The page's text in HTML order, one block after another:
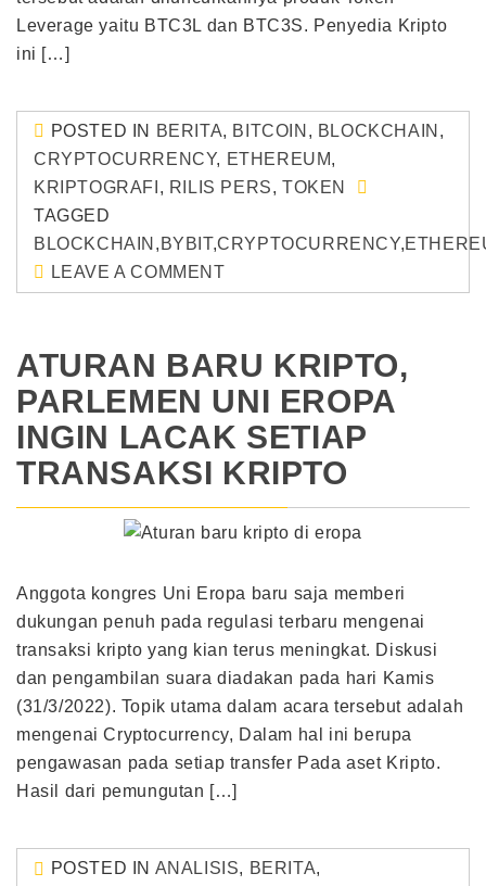
Leverage yaitu BTC3L dan BTC3S. Penyedia Kripto
ini […]
POSTED IN BERITA, BITCOIN , BLOCKCHAIN ,
CRYPTOCURRENCY, ETHEREUM,
KRIPTOGRAFI , RILIS PERS,TOKEN
TAGGED
BLOCKCHAIN , BYBIT,CRYPTOCURRENCY,
LEAVE A COMMENT
ATURAN BARU KRIPTO,
PARLEMEN UNI EROPA
INGIN LACAK SETIAP
TRANSAKSI KRIPTO
Anggota kongres Uni Eropa baru saja memberi
dukungan penuh pada regulasi terbaru mengenai
transaksi kripto yang kian terus meningkat. Diskusi
dan pengambilan suara diadakan pada hari Kamis
(31/3/2022). Topik utama dalam acara tersebut adalah
mengenai Cryptocurrency, Dalam hal ini berupa
pengawasan pada setiap transfer Pada aset Kripto.
Hasil dari pemungutan […]
POSTED IN ANALISIS, BERITA,